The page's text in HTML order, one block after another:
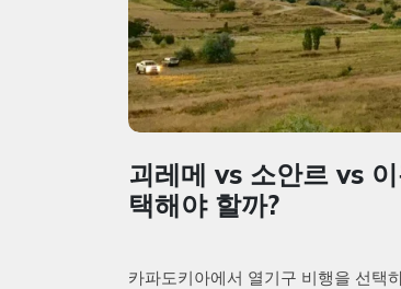
괴레메 vs 소안르 vs
택해야 할까?
카파도키아에서 열기구 비행을 선택